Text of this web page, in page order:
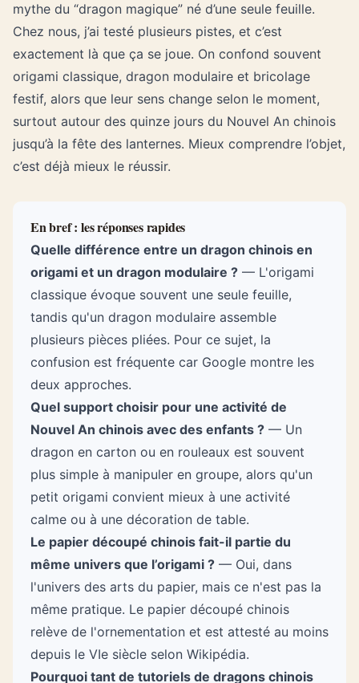
mythe du “dragon magique” né d’une seule feuille.
Chez nous, j’ai testé plusieurs pistes, et c’est
exactement là que ça se joue. On confond souvent
origami classique, dragon modulaire et bricolage
festif, alors que leur sens change selon le moment,
surtout autour des quinze jours du Nouvel An chinois
jusqu’à la fête des lanternes. Mieux comprendre l’objet,
c’est déjà mieux le réussir.
En bref : les réponses rapides
Quelle différence entre un dragon chinois en
origami et un dragon modulaire ? — L'origami
classique évoque souvent une seule feuille,
tandis qu'un dragon modulaire assemble
plusieurs pièces pliées. Pour ce sujet, la
confusion est fréquente car Google montre les
deux approches.
Quel support choisir pour une activité de
Nouvel An chinois avec des enfants ? — Un
dragon en carton ou en rouleaux est souvent
plus simple à manipuler en groupe, alors qu'un
petit origami convient mieux à une activité
calme ou à une décoration de table.
Le papier découpé chinois fait-il partie du
même univers que l’origami ? — Oui, dans
l'univers des arts du papier, mais ce n'est pas la
même pratique. Le papier découpé chinois
relève de l'ornementation et est attesté au moins
depuis le VIe siècle selon Wikipédia.
Pourquoi tant de tutoriels de dragons chinois